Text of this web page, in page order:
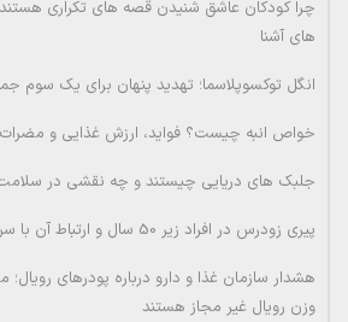
چرا کودکان عاشق شنیدن قصه های تکراری
های آشنا
انگل توکسوپلاسما؛ تهدید پنهان برای یک سوم
خواص انبه چیست؟ فواید، ارزش غذایی و مضرات
جلبک های دریایی چیستند و چه نقشی در سلامت
پیری زودرس در افراد زیر 50 سال و ارتباط آن با سرطان
هشدار سازمان غذا و دارو درباره پودرهای
وزن رویال غیر مجاز هستند